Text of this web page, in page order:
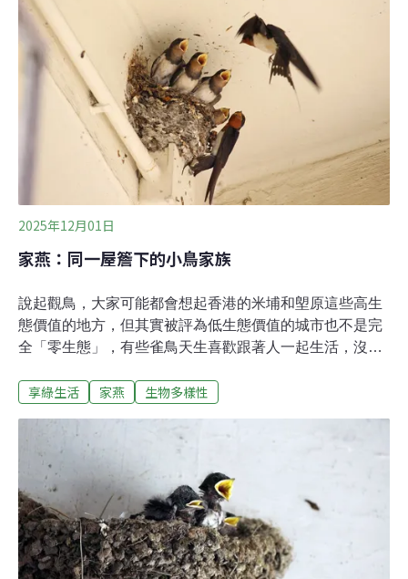
2025年12月01日
家燕：同一屋簷下的小鳥家族
說起觀鳥，大家可能都會想起香港的米埔和塱原這些高生
態價值的地方，但其實被評為低生態價值的城市也不是完
全「零生態」，有些雀鳥天生喜歡跟著人一起生活，沒人
追著人腳邊討吃，但在築巢繁殖這「鳥生大事」時仍是會
卻會在民居屋簷下，甚至在大門前築鳥巢，生小孩，讓你
看著牠的小孩長大學飛，實在是雀鳥界中罕見的親善大
使，但這背後其實藏著小鳥的大智慧。對於不懂飛的鳥蛋
及幼鳥來說，生存有五大天敵，包括：惡劣天氣、蛇、
貓、猛禽與人，但當家燕將鳥巢築於懸空的屋簷下時，這
些天敵便全傷不了牠們。無論是猛烈陽光、十號風球，或
是世紀黑雨，屋簷全擋下來；蛇及貓因爬不上懸空的屋
享綠生活 家燕 生物多樣性